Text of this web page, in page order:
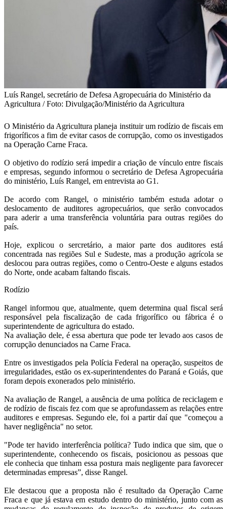
Luís Rangel, secretário de Defesa Agropecuária do Ministério da
Agricultura / Foto: Divulgação/Ministério da Agricultura
O Ministério da Agricultura planeja instituir um rodízio de fiscais em
frigoríficos a fim de evitar casos de corrupção, como os investigados
na Operação Carne Fraca.
O objetivo do rodízio será impedir a criação de vínculo entre fiscais
e empresas, segundo informou o secretário de Defesa Agropecuária
do ministério, Luís Rangel, em entrevista ao G1.
De acordo com Rangel, o ministério também estuda adotar o
deslocamento de auditores agropecuários, que serão convocados
para aderir a uma transferência voluntária para outras regiões do
país.
Hoje, explicou o sercretário, a maior parte dos auditores está
concentrada nas regiões Sul e Sudeste, mas a produção agrícola se
deslocou para outras regiões, como o Centro-Oeste e alguns estados
do Norte, onde acabam faltando fiscais.
Rodízio
Rangel informou que, atualmente, quem determina qual fiscal será
responsável pela fiscalização de cada frigorífico ou fábrica é o
superintendente de agricultura do estado.
Na avaliação dele, é essa abertura que pode ter levado aos casos de
corrupção denunciados na Carne Fraca.
Entre os investigados pela Polícia Federal na operação, suspeitos de
irregularidades, estão os ex-superintendentes do Paraná e Goiás, que
foram depois exonerados pelo ministério.
Na avaliação de Rangel, a ausência de uma política de reciclagem e
de rodízio de fiscais fez com que se aprofundassem as relações entre
auditores e empresas. Segundo ele, foi a partir daí que "começou a
haver negligência" no setor.
"Pode ter havido interferência política? Tudo indica que sim, que o
superintendente, conhecendo os fiscais, posicionou as pessoas que
ele conhecia que tinham essa postura mais negligente para favorecer
determinadas empresas”, disse Rangel.
Ele destacou que a proposta não é resultado da Operação Carne
Fraca e que já estava em estudo dentro do ministério, junto com as